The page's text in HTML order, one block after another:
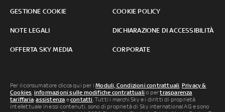
GESTIONE COOKIE COOKIE POLICY
NOTE LEGALI DICHIARAZIONE DI ACCESSIBILITÀ
OFFERTA SKY MEDIA CORPORATE
Per il consumatore clicca qui per iModuli, Condizioni contrattuali, Privacy &
Cookies, informazioni sulle modifiche contrattuali o pertrasparenza
tariffaria,assistenza econtatti. Tutti i marchi Sky e i diritti di proprietà
intellettuale in essi contenuti, sono di proprietà di Sky international AG e sono